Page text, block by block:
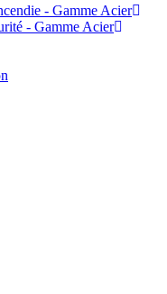
- Gamme Acier
- Gamme Acier